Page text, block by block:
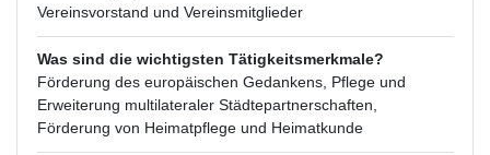
Vereinsvorstand und Vereinsmitglieder
Was sind die wichtigsten Tätigkeitsmerkmale?
Förderung des europäischen Gedankens, Pflege und
Erweiterung multilateraler Städtepartnerschaften,
Förderung von Heimatpflege und Heimatkunde